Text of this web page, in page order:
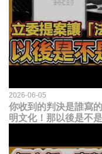
2026-06-05
你收到的判決是誰寫
明文化！那以後是不